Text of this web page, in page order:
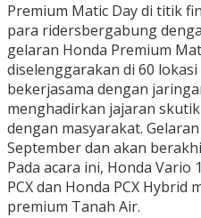
Premium Matic Day di titik
para ridersbergabung
gelaran Honda Premium
diselenggarakan di 60
bekerjasama dengan
menghadirkan jajaran
dengan masyarakat.
September dan akan
Pada acara ini, Honda Vario
PCX dan Honda PCX
premium Tanah Air.